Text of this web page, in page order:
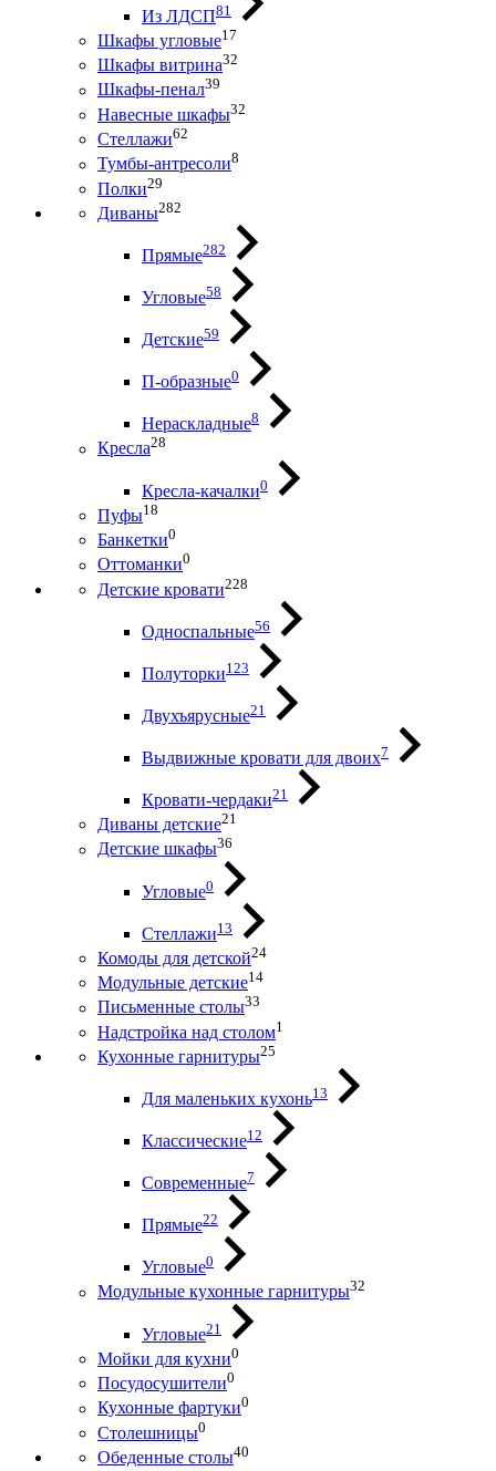
Из ЛДСП81
Шкафы угловые17
Шкафы витрина32
Шкафы-пенал39
Навесные шкафы32
Стеллажи62
Тумбы-антресоли8
Полки29
Диваны282
Прямые282
Угловые58
Детские59
П-образные0
Нераскладные8
Кресла28
Кресла-качалки0
Пуфы18
Банкетки0
Оттоманки0
Детские кровати228
Односпальные56
Полуторки123
Двухъярусные21
Выдвижные кровати для двоих7
Кровати-чердаки21
Диваны детские21
Детские шкафы36
Угловые0
Стеллажи13
Комоды для детской24
Модульные детские14
Письменные столы33
Надстройка над столом1
Кухонные гарнитуры25
Для маленьких кухонь13
Классические12
Современные7
Прямые22
Угловые0
Модульные кухонные гарнитуры32
Угловые21
Мойки для кухни0
Посудосушители0
Кухонные фартуки0
Столешницы0
Обеденные столы40